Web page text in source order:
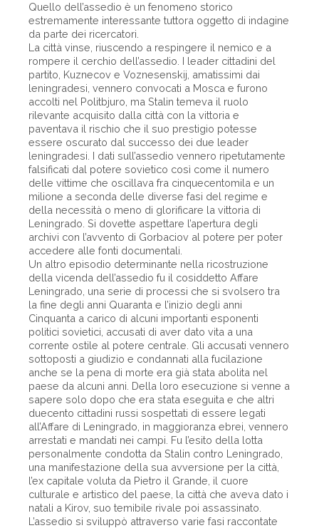
Quello dell’assedio è un fenomeno storico
estremamente interessante tuttora oggetto di indagine
da parte dei ricercatori.
La città vinse, riuscendo a respingere il nemico e a
rompere il cerchio dell’assedio. I leader cittadini del
partito, Kuznecov e Voznesenskij, amatissimi dai
leningradesi, vennero convocati a Mosca e furono
accolti nel Politbjuro, ma Stalin temeva il ruolo
rilevante acquisito dalla città con la vittoria e
paventava il rischio che il suo prestigio potesse
essere oscurato dal successo dei due leader
leningradesi. I dati sull’assedio vennero ripetutamente
falsificati dal potere sovietico così come il numero
delle vittime che oscillava fra cinquecentomila e un
milione a seconda delle diverse fasi del regime e
della necessità o meno di glorificare la vittoria di
Leningrado. Si dovette aspettare l’apertura degli
archivi con l’avvento di Gorbaciov al potere per poter
accedere alle fonti documentali.
Un altro episodio determinante nella ricostruzione
della vicenda dell’assedio fu il cosiddetto Affare
Leningrado, una serie di processi che si svolsero tra
la fine degli anni Quaranta e l’inizio degli anni
Cinquanta a carico di alcuni importanti esponenti
politici sovietici, accusati di aver dato vita a una
corrente ostile al potere centrale. Gli accusati vennero
sottoposti a giudizio e condannati alla fucilazione
anche se la pena di morte era già stata abolita nel
paese da alcuni anni. Della loro esecuzione si venne a
sapere solo dopo che era stata eseguita e che altri
duecento cittadini russi sospettati di essere legati
all’Affare di Leningrado, in maggioranza ebrei, vennero
arrestati e mandati nei campi. Fu l’esito della lotta
personalmente condotta da Stalin contro Leningrado,
una manifestazione della sua avversione per la città,
l’ex capitale voluta da Pietro il Grande, il cuore
culturale e artistico del paese, la città che aveva dato i
natali a Kirov, suo temibile rivale poi assassinato.
L’assedio si sviluppò attraverso varie fasi raccontate